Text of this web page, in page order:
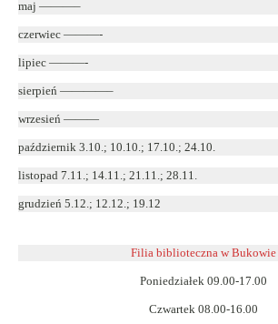
maj ———–
czerwiec ———-
lipiec ———-
sierpień ————–
wrzesień ———
październik 3.10.; 10.10.; 17.10.; 24.10.
listopad 7.11.; 14.11.; 21.11.; 28.11.
grudzień 5.12.; 12.12.; 19.12
Filia biblioteczna w Bukowie
Poniedziałek 09.00-17.00
Czwartek 08.00-16.00